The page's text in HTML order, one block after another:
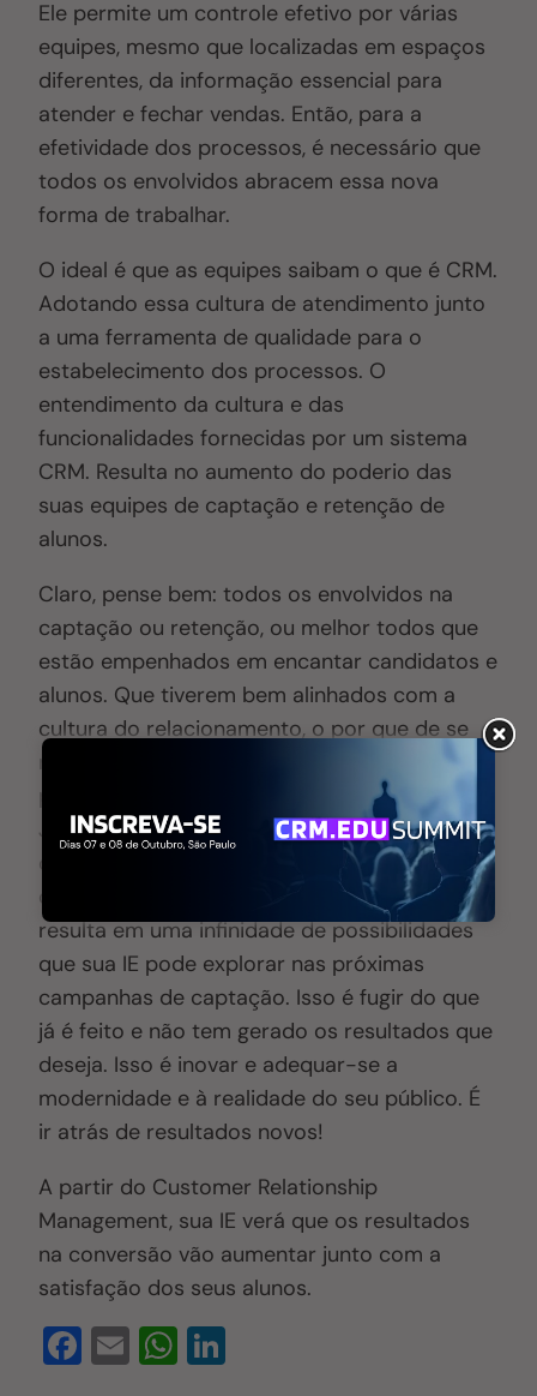
Ele permite um controle efetivo por várias
equipes, mesmo que localizadas em espaços
diferentes, da informação essencial para
atender e fechar vendas. Então, para a
efetividade dos processos, é necessário que
todos os envolvidos abracem essa nova
forma de trabalhar.
O ideal é que as equipes saibam o que é CRM.
Adotando essa cultura de atendimento junto
a uma ferramenta de qualidade para o
estabelecimento dos processos. O
entendimento da cultura e das
funcionalidades fornecidas por um sistema
CRM. Resulta no aumento do poderio das
suas equipes de captação e retenção de
alunos.
Claro, pense bem: todos os envolvidos na
captação ou retenção, ou melhor todos que
estão empenhados em encantar candidatos e
alunos. Que tiverem bem alinhados com a
cultura do relacionamento, o por que de se
pessoas, querem conversar com pessoas).
Juntamente com o perfeito entendimento
dos recursos de um sistema CRM bem como
o que cada um é capaz de fazer. Tudo isso
resulta em uma infinidade de possibilidades
que sua IE pode explorar nas próximas
campanhas de captação. Isso é fugir do que
já é feito e não tem gerado os resultados que
deseja. Isso é inovar e adequar-se a
modernidade e à realidade do seu público. É
ir atrás de resultados novos!
A partir do Customer Relationship
Management, sua IE verá que os resultados
na conversão vão aumentar junto com a
satisfação dos seus alunos.
F E W